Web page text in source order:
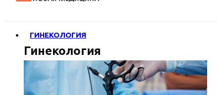
ГИНЕКОЛОГИЯ
Гинекология